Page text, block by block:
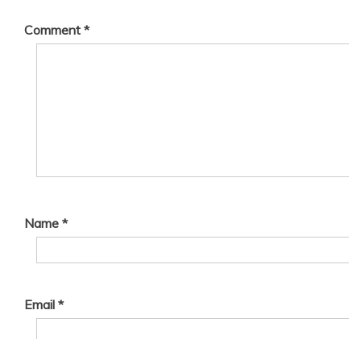
Comment *
Name *
Email *